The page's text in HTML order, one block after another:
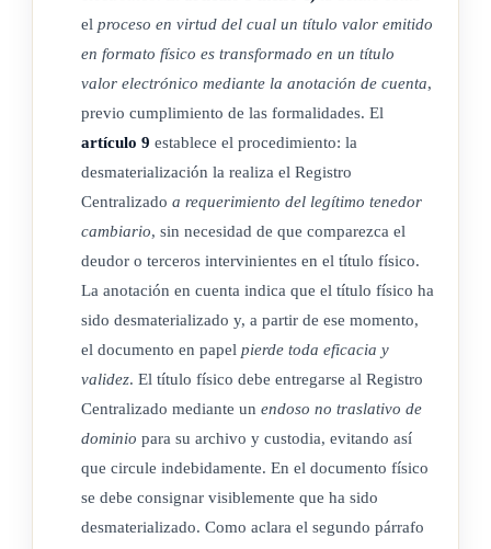
La inscripción de la letra de cambio y pagaré electrónicos,
mediante la anotación en cuenta ante un Registro
Centralizado, asigna el derecho de control sobre el título
inscrito a favor del tenedor de este, facultando a este el
ejercicio de los mismos derechos y facultades que el tenedor
de un título en soporte físico puede ejercer sobre el título.
CAPÍTULO III
DESMATERIALIZACIÓN
Desmaterialización de la letra de cambio y pagaré.
La desmaterialización de una letra de cambio o pagaré la
realizará el Registro Centralizado a requerimiento de su
el proceso en virtud del cual un título valor emitido
en formato físico es transformado en un título
valor electrónico mediante la anotación de cuenta,
previo cumplimiento de las formalidades. El
artículo 9 establece el procedimiento: la
desmaterialización la realiza el Registro
Centralizado a requerimiento del legítimo tenedor
cambiario, sin necesidad de que comparezca el
deudor o terceros intervinientes en el título físico.
La anotación en cuenta indica que el título físico ha
sido desmaterializado y, a partir de ese momento,
el documento en papel pierde toda eficacia y
validez. El título físico debe entregarse al Registro
Centralizado mediante un endoso no traslativo de
dominio para su archivo y custodia, evitando así
que circule indebidamente. En el documento físico
se debe consignar visiblemente que ha sido
desmaterializado. Como aclara el segundo párrafo